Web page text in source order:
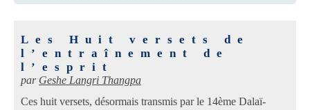
Les Huit versets de
l’entraînement de
l’esprit
par Geshe Langri Thangpa
Ces huit versets, désormais transmis par le 14ème Dalaï-